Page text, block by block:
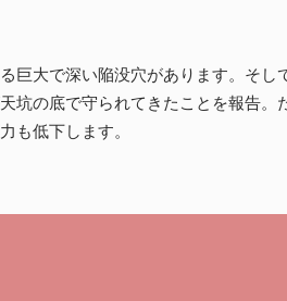
巨大で深い陥没穴があります。そし
坑の底で守られてきたことを報告。
も低下します。